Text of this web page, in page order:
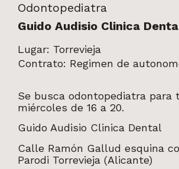
Odontopediatra
Guido Audisio Clinica
Lugar: Torrevieja
Contrato: Regimen de
Se busca odontopediatra para
miércoles de 16 a 20.
Guido Audisio Clinica Dental
Calle Ramón Gallud esquina
Parodi Torrevieja (Alicante)